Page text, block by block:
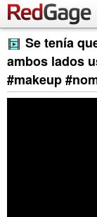
Se tenía
ambos lados
#makeup